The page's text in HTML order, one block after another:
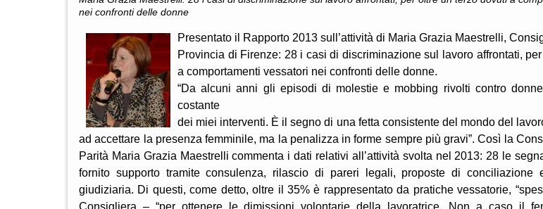
nei confronti delle donne
Presentato il Rapporto 2013 sull’attività di Maria Grazia Maestrelli,
Provincia di Firenze: 28 i casi di discriminazione sul lavoro affrontati,
a comportamenti vessatori nei confronti delle donne.
“Da alcuni anni gli episodi di molestie e mobbing rivolti contro
costante
dei miei interventi. È il segno di una fetta consistente del mondo del
ad accettare la presenza femminile, ma la penalizza in forme sempre più gravi”. Così la
Parità Maria Grazia Maestrelli commenta i dati relativi all’attività svolta nel 2013: 28 le
fornito supporto tramite consulenza, rilascio di pareri legali, proposte di conciliazione
giudiziaria. Di questi, come detto, oltre il 35% è rappresentato da pratiche vessatorie,
Consigliera – “per ottenere le dimissioni volontarie della lavoratrice. Non a caso il